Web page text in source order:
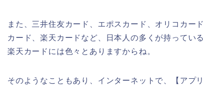
また、三井住友カード、エポスカード、オリコカード
カード、楽天カードなど、日本人の多くが持っている
楽天カードには色々とありますからね。
そのようなこともあり、インターネットで、【アプリ